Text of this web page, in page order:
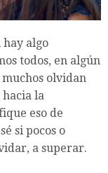
hay algo
todos, en algún
muchos olvidan
la
eso de
si pocos o
a superar.